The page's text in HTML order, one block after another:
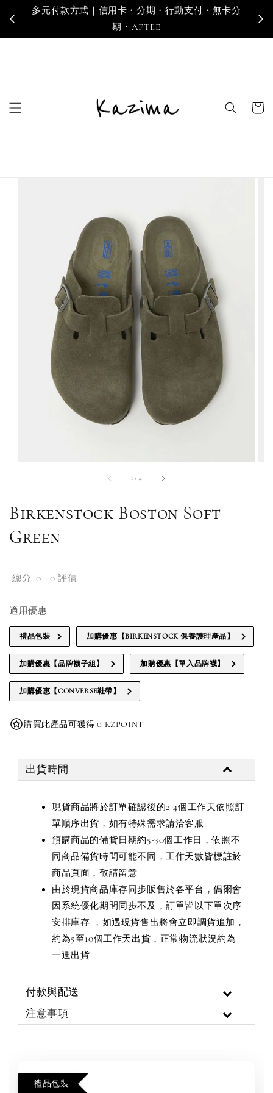
多元付款方式｜信用卡・分期・行動支付・無卡分
期・AFTEE
寄
1 / 4
Birkenstock Boston Soft
Green
總分:0 - 0 評價
適用優惠
禮品包裝 加購優惠【BIRKENSTOCK 保養護理產品】
加購優惠【品牌襪子組】 加購優惠【單入品牌襪】
加購優惠【CONVERSE鞋帶】
購買此產品可獲得 0 KZPOINT
出貨時間
現貨商品將於訂單確認後的2-4個工作天依照訂
單順序出貨，如有特殊需求請洽客服
預購商品的備貨日期約5-30個工作日，依照不
同商品備貨時間可能不同，工作天數皆標註於
商品頁面，敬請留意
由於現貨商品庫存同步販售於各平台，偶爾會
因系統優化期間同步不及，訂單皆以下單次序
安排庫存 ，如遇現貨售出將會立即調貨追加，
約為5至10個工作天出貨，正常物流狀況約為
一週出貨
付款與配送
注意事項
禮品包裝